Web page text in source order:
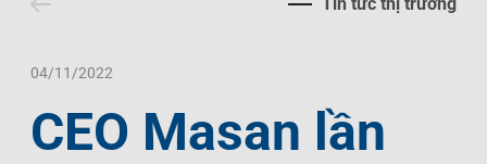
Tin Đầu Tư Tại Việt Nam
Thông Cáo Báo Chí
Ngôn Ngữ
VI
04/11/2022
CEO Masan lần